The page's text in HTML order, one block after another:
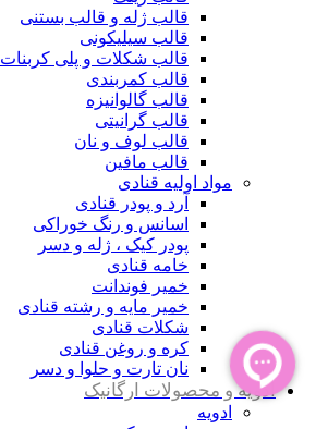
قالب ژله و قالب بستنی
قالب سیلیکونی
قالب شکلات و پلی کربنات
قالب کمربندی
قالب گالوانیزه
قالب گرانیتی
قالب لوف و نان
قالب مافین
مواد اولیه قنادی
آرد و پودر قنادی
اسانس و رنگ خوراکی
پودر کیک ، ژله و دسر
خامه قنادی
خمیر فوندانت
خمیر مایه و رشته قنادی
شکلات قنادی
کره و روغن قنادی
نان تارت و حلوا و دسر
ادویه و محصولات ارگانیک
ادویه